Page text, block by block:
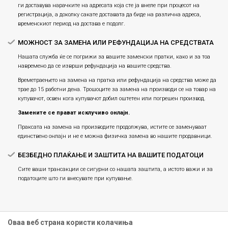
ги доставува нарачките на адресата која сте ја внеле при процесот на
регистрација, а доколку сакате доставата да биде на различна адреса,
временскиот период на достава е подолг.
МОЖНОСТ ЗА ЗАМЕНА ИЛИ РЕФУНДАЦИЈА НА СРЕДСТВАТА
Нашата служба ќе се погрижи за вашите заменски пратки, како и за тоа
навремено да се изврши рефундација на вашите средства.
Времетраењето на замена на пратка или рефундацијa на средства може да
трае до 15 работни дена. Трошоците за замена на производи се на товар на
купувачот, освен кога купувачот добил оштетен или погрешен производ.
Замените се прават исклучиво онлајн.
Праксата на замена на производите продолжува, истите се заменуваат
единствено онлајн и не е можна физичка замена во нашите продавници.
БЕЗБЕДНО ПЛАЌАЊЕ И ЗАШТИТА НА ВАШИТЕ ПОДАТОЦИ
Сите ваши трансакции се сигурни со нашата заштита, а истото важи и за
податоците што ги внесувате при купување.
Оваа веб страна користи колачиња